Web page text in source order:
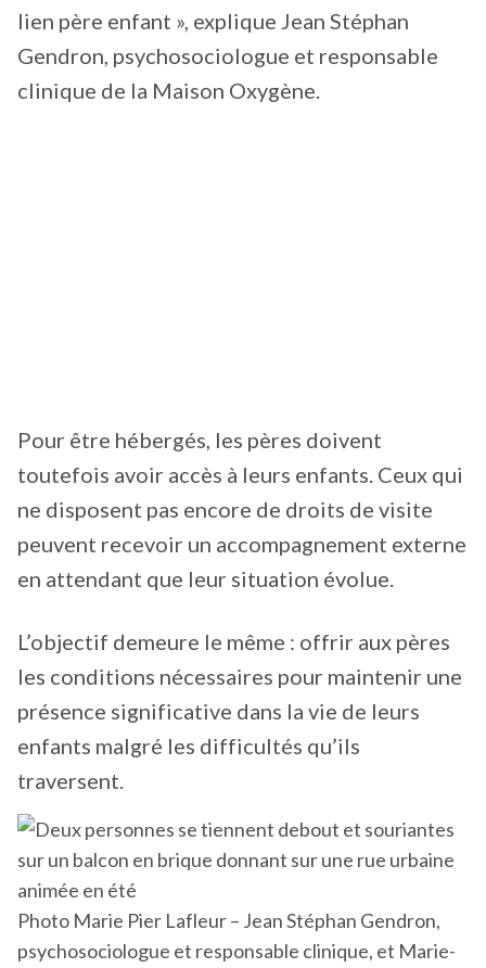
lien père enfant », explique Jean Stéphan
Gendron, psychosociologue et responsable
clinique de la Maison Oxygène.
Pour être hébergés, les pères doivent
toutefois avoir accès à leurs enfants. Ceux qui
ne disposent pas encore de droits de visite
peuvent recevoir un accompagnement externe
en attendant que leur situation évolue.
L’objectif demeure le même : offrir aux pères
les conditions nécessaires pour maintenir une
présence significative dans la vie de leurs
enfants malgré les difficultés qu’ils
traversent.
Photo Marie Pier Lafleur – Jean Stéphan Gendron,
psychosociologue et responsable clinique, et Marie-